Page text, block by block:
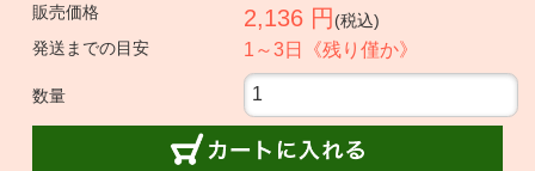
販売価格
2,136 円 (税込)
発送までの目安
1～3日《残り僅か》
数量